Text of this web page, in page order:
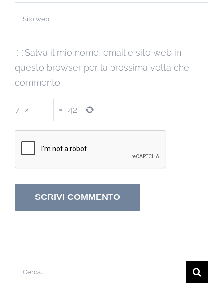
Salva il mio nome, email e sito web in
questo browser per la prossima volta che
commento.
7 × = 42
Cerca
per: